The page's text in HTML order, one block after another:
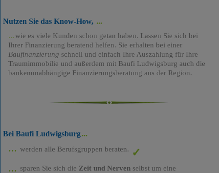
Nutzen Sie das Know-How,
wie es viele Kunden schon getan haben. Lassen Sie sich bei
Ihrer Finanzierung beratend helfen. Sie erhalten bei einer
Baufinanzierung schnell und einfach Ihre Auszahlung für Ihre
Traumimmobilie und außerdem mit Baufi Ludwigsburg auch die
bankenunabhängige Finanzierungsberatung aus der Region.
Bei Baufi Ludwigsburg
werden alle Berufsgruppen beraten.
sparen Sie sich die Zeit und Nervenselbst um eine